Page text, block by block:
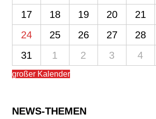
17
18 19 20 21
24
25 26 27 28
31
1 2 3 4
großer Kalender
NEWS-THEMEN